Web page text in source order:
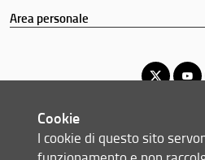
Area personale
© Copyright 2012-2026
Cookie
I cookie di questo sito